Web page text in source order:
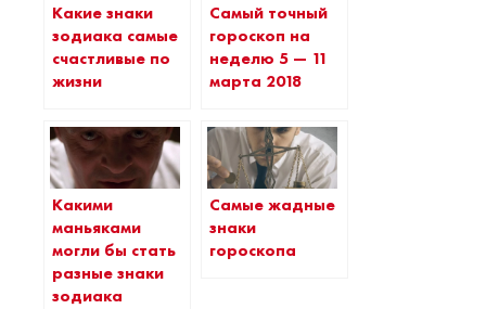
Какие знаки
зодиака самые
счастливые по
жизни
Самый точный
гороскоп на
неделю 5 — 11
марта 2018
Какими
маньяками
могли бы стать
разные знаки
зодиака
Самые жадные
знаки
гороскопа